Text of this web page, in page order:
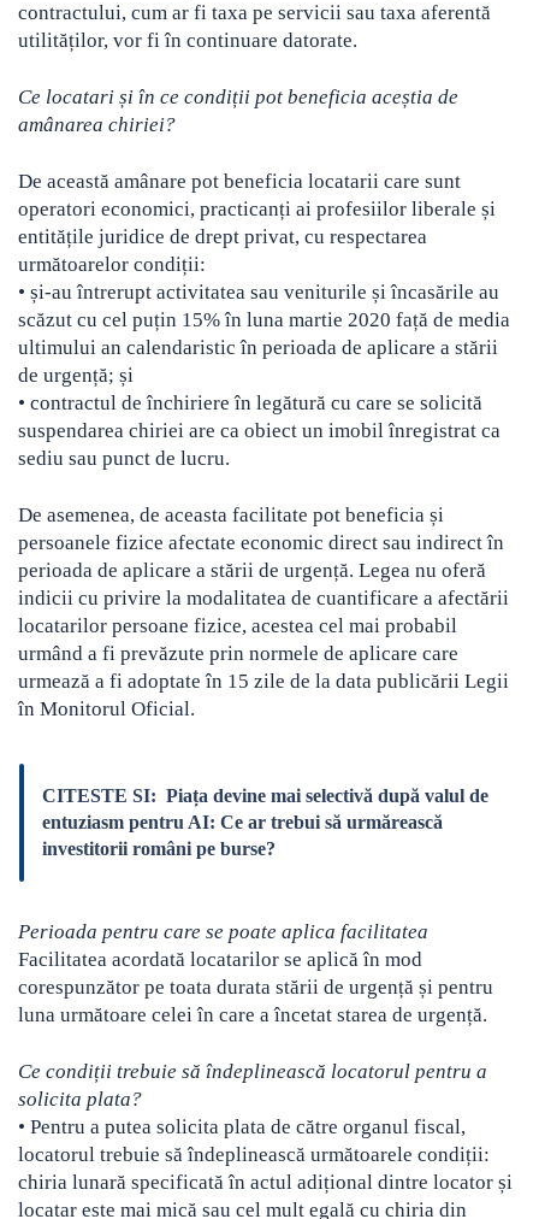
contractului, cum ar fi taxa pe servicii sau taxa aferentă
utilităților, vor fi în continuare datorate.
Ce locatari și în ce condiții pot beneficia aceștia de
amânarea chiriei?
De această amânare pot beneficia locatarii care sunt
operatori economici, practicanți ai profesiilor liberale și
entitățile juridice de drept privat, cu respectarea
următoarelor condiții:
• și-au întrerupt activitatea sau veniturile și încasările au
scăzut cu cel puțin 15% în luna martie 2020 față de media
ultimului an calendaristic în perioada de aplicare a stării
de urgență; și
• contractul de închiriere în legătură cu care se solicită
suspendarea chiriei are ca obiect un imobil înregistrat ca
sediu sau punct de lucru.
De asemenea, de aceasta facilitate pot beneficia și
persoanele fizice afectate economic direct sau indirect în
perioada de aplicare a stării de urgență. Legea nu oferă
indicii cu privire la modalitatea de cuantificare a afectării
locatarilor persoane fizice, acestea cel mai probabil
urmând a fi prevăzute prin normele de aplicare care
urmează a fi adoptate în 15 zile de la data publicării Legii
în Monitorul Oficial.
CITESTE SI: Piața devine mai selectivă după valul de
entuziasm pentru AI: Ce ar trebui să urmărească
investitorii români pe burse?
Perioada pentru care se poate aplica facilitatea
Facilitatea acordată locatarilor se aplică în mod
corespunzător pe toata durata stării de urgență și pentru
luna următoare celei în care a încetat starea de urgență.
Ce condiții trebuie să îndeplinească locatorul pentru a
solicita plata?
• Pentru a putea solicita plata de către organul fiscal,
locatorul trebuie să îndeplinească următoarele condiții:
chiria lunară specificată în actul adițional dintre locator și
locatar este mai mică sau cel mult egală cu chiria din